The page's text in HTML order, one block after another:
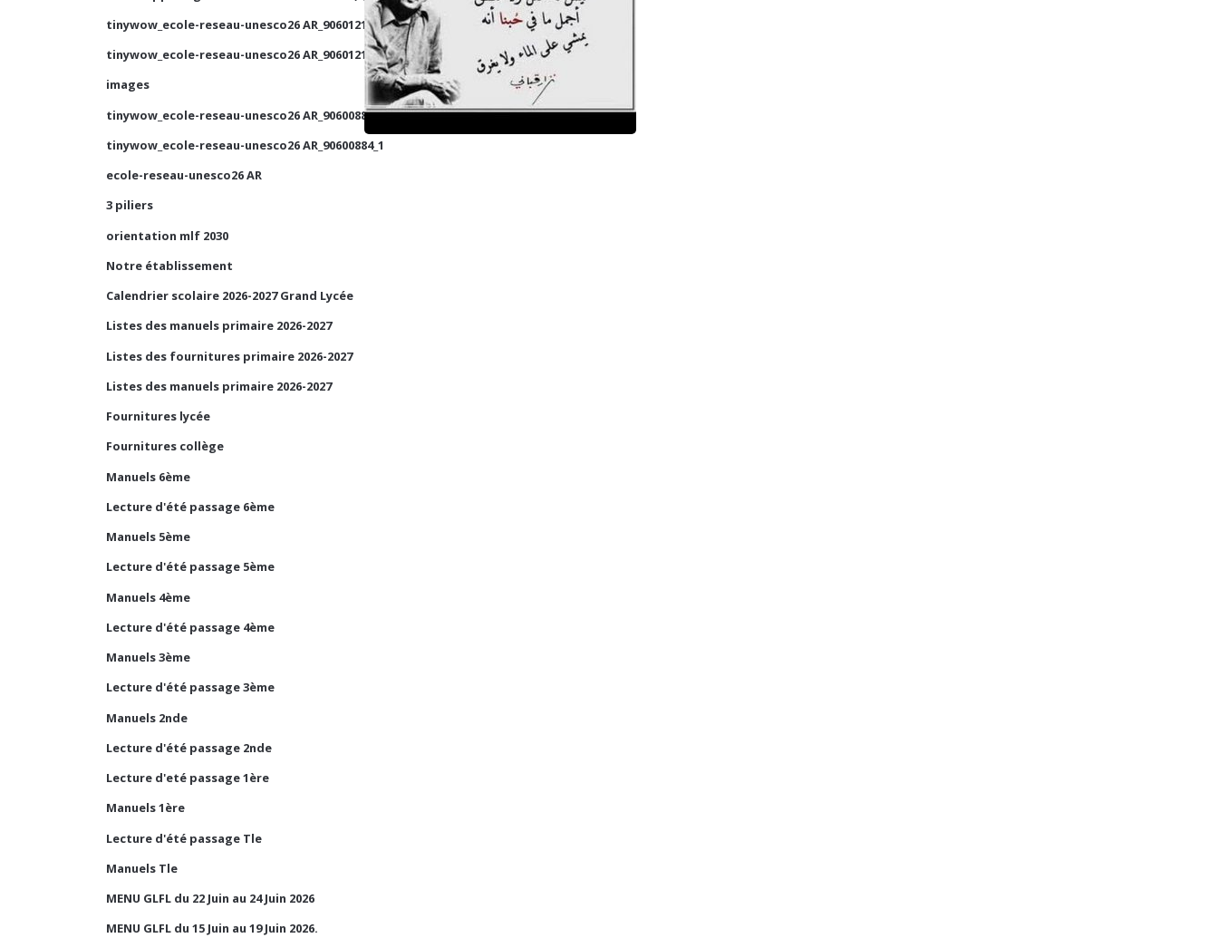
tinywow_ecole-reseau-unesco26 AR_90601210_1
tinywow_ecole-reseau-unesco26 AR_90601210_2
images
tinywow_ecole-reseau-unesco26 AR_90600884_2
tinywow_ecole-reseau-unesco26 AR_90600884_1
ecole-reseau-unesco26 AR
3 piliers
orientation mlf 2030
Notre établissement
Calendrier scolaire 2026-2027 Grand Lycée
Listes des manuels primaire 2026-2027
Listes des fournitures primaire 2026-2027
Listes des manuels primaire 2026-2027
Fournitures lycée
Fournitures collège
Manuels 6ème
Lecture d'été passage 6ème
Manuels 5ème
Lecture d'été passage 5ème
Manuels 4ème
Lecture d'été passage 4ème
Manuels 3ème
Lecture d'été passage 3ème
Manuels 2nde
Lecture d'été passage 2nde
Lecture d'eté passage 1ère
Manuels 1ère
Lecture d'été passage Tle
Manuels Tle
MENU GLFL du 22 Juin au 24 Juin 2026
MENU GLFL du 15 Juin au 19 Juin 2026.